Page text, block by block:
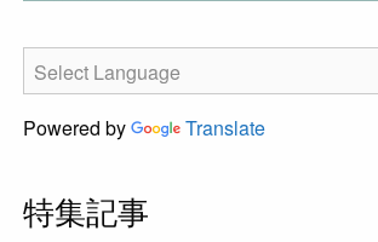
Powered by Translate
特集記事